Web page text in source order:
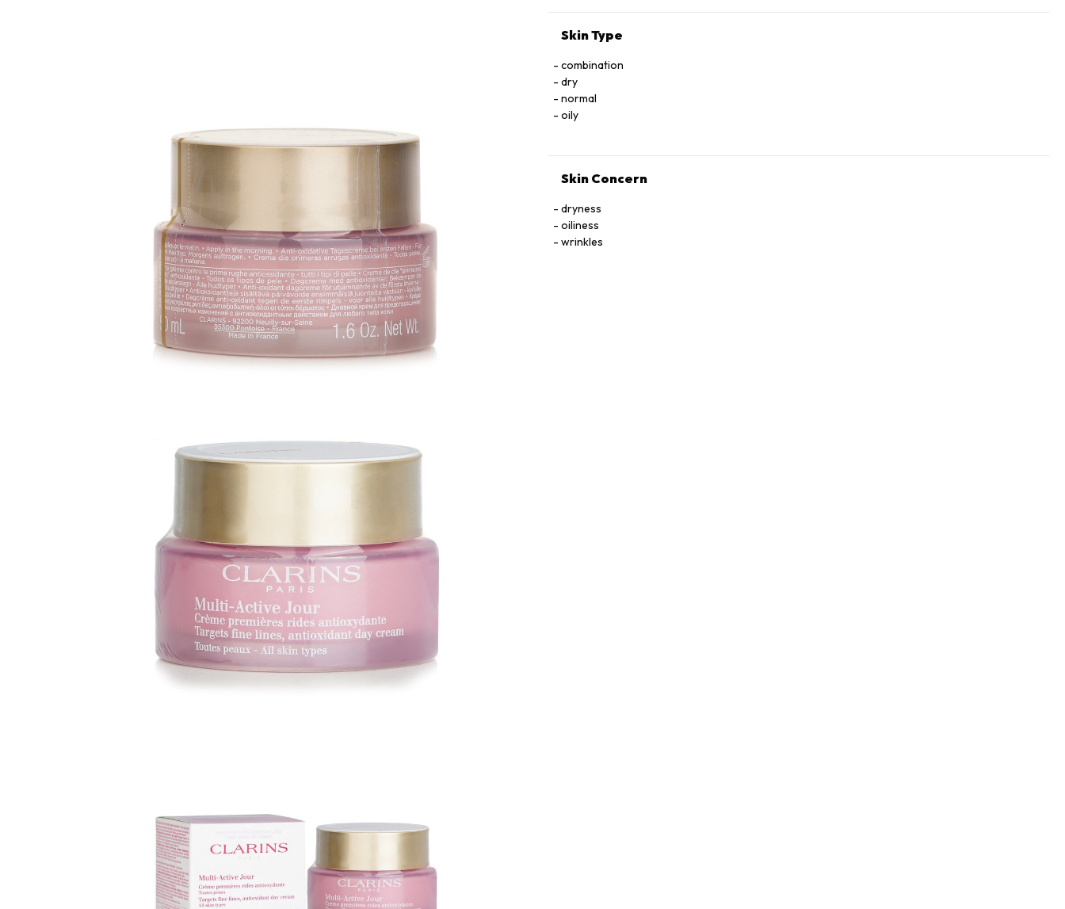
Skin Type
combination
dry
normal
oily
Skin Concern
dryness
oiliness
wrinkles